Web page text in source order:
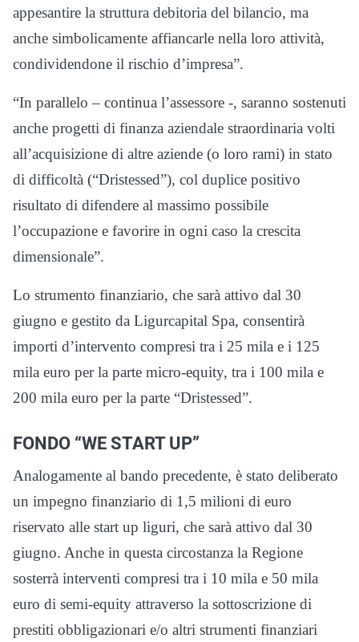
appesantire la struttura debitoria del bilancio, ma
anche simbolicamente affiancarle nella loro attività,
condividendone il rischio d’impresa”.
“In parallelo – continua l’assessore -, saranno sostenuti
anche progetti di finanza aziendale straordinaria volti
all’acquisizione di altre aziende (o loro rami) in stato
di difficoltà (“Dristessed”), col duplice positivo
risultato di difendere al massimo possibile
l’occupazione e favorire in ogni caso la crescita
dimensionale”.
Lo strumento finanziario, che sarà attivo dal 30
giugno e gestito da Ligurcapital Spa, consentirà
importi d’intervento compresi tra i 25 mila e i 125
mila euro per la parte micro-equity, tra i 100 mila e
200 mila euro per la parte “Dristessed”.
FONDO “WE START UP”
Analogamente al bando precedente, è stato deliberato
un impegno finanziario di 1,5 milioni di euro
riservato alle start up liguri, che sarà attivo dal 30
giugno. Anche in questa circostanza la Regione
sosterrà interventi compresi tra i 10 mila e 50 mila
euro di semi-equity attraverso la sottoscrizione di
prestiti obbligazionari e/o altri strumenti finanziari